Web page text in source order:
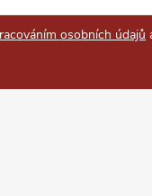
osobních údajů